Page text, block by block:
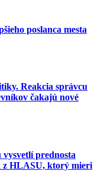
poslanca mesta
Reakcia správcu
čakajú nové
prednosta
z HLASU, ktorý mieri